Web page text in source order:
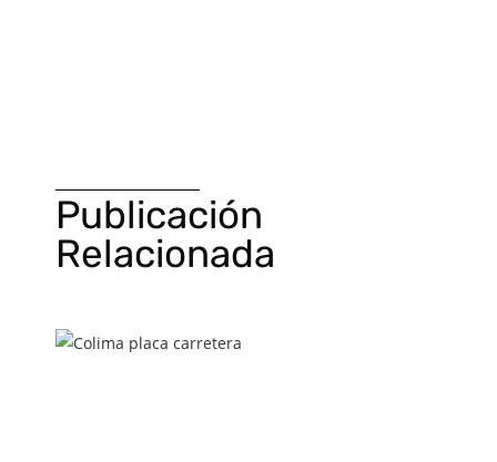
Publicación
Relacionada